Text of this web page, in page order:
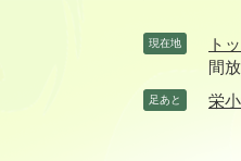
現在地 ト
間
足あと 栄